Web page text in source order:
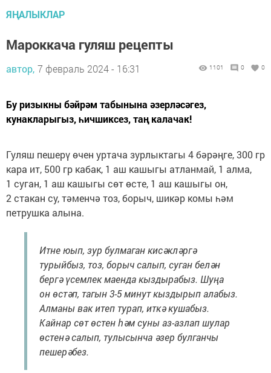
ЯҢАЛЫКЛАР
Мароккача гуляш рецепты
автор, 7 февраль 2024 - 16:31 1101 0 0
Бу ризыкны бәйрәм табынына әзерләсәгез,
кунакларыгыз, һичшиксез, таң калачак!
Гуляш пешерү өчен уртача зурлыктагы 4 бәрәңге, 300 гр
кара ит, 500 гр кабак, 1 аш кашыгы атланмай, 1 алма,
1 суган, 1 аш кашыгы сөт өсте, 1 аш кашыгы он,
2 стакан су, тәменчә тоз, борыч, шикәр комы һәм
петрушка алына.
Итне юып, зур булмаган кисәкләргә
турыйбыз, тоз, борыч салып, суган белән
бергә үсемлек маенда кыздырабыз. Шуңа
он өстәп, тагын 3-5 минут кыздырып алабыз.
Алманы вак итеп турап, иткә кушабыз.
Кайнар сөт өстен һәм суны аз-азлап шулар
өстенә салып, тулысынча әзер булганчы
пешерәбез.